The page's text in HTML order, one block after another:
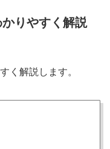
りやすく解説
く解説します。